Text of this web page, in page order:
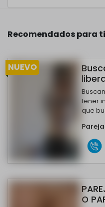
Recomendados para ti
NUEVO
tener
que
O